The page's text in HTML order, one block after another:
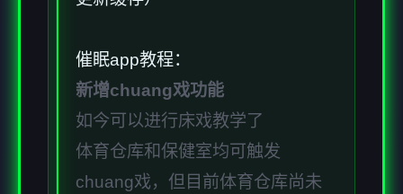
催眠app教程：
新增chuang戏功能
如今可以进行床戏教学了
体育仓库和保健室均可触发
chuang戏，但目前体育仓库尚未